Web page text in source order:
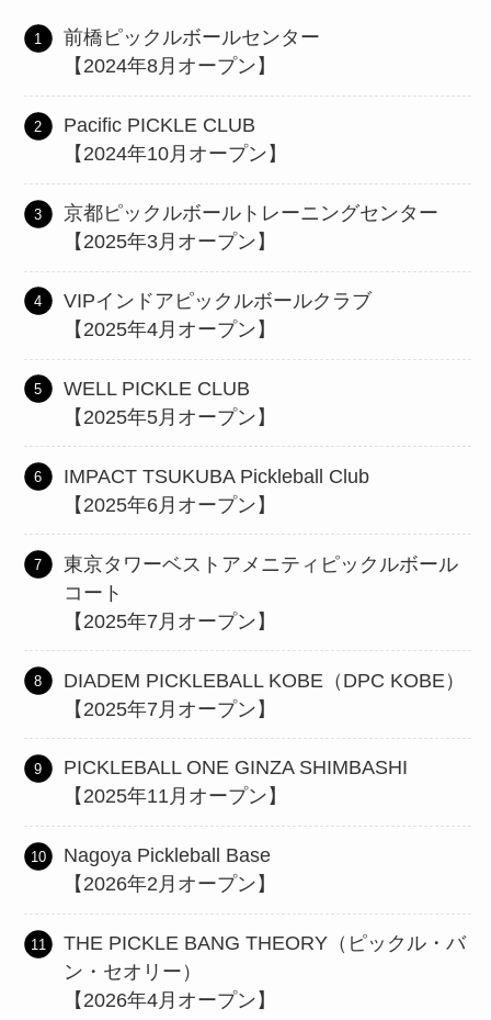
前橋ピックルボールセンター
【2024年8月オープン】
Pacific PICKLE CLUB
【2024年10月オープン】
京都ピックルボールトレーニングセンター
【2025年3月オープン】
VIPインドアピックルボールクラブ
【2025年4月オープン】
WELL PICKLE CLUB
【2025年5月オープン】
IMPACT TSUKUBA Pickleball Club
【2025年6月オープン】
東京タワーベストアメニティピックルボール
コート
【2025年7月オープン】
DIADEM PICKLEBALL KOBE（DPC KOBE）
【2025年7月オープン】
PICKLEBALL ONE GINZA SHIMBASHI
【2025年11月オープン】
Nagoya Pickleball Base
【2026年2月オープン】
THE PICKLE BANG THEORY（ピックル・バ
ン・セオリー）
【2026年4月オープン】